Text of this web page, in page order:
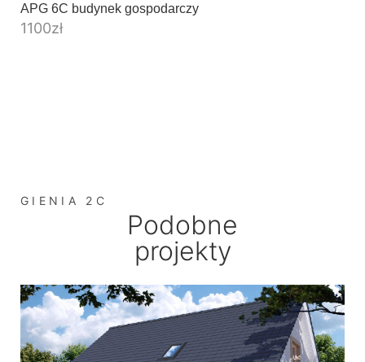
APG 6C budynek gospodarczy
1100zł
GIENIA 2C
Podobne
projekty